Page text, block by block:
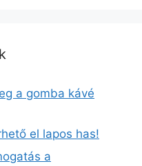
a gomba kávé
el lapos has!
a